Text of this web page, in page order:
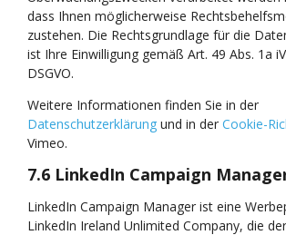
dass Ihnen möglicherweise
zustehen. Die Rechtsgrundlage für die
ist Ihre Einwilligung gemäß Art. 49 Abs. 1a
DSGVO.
Weitere Informationen finden Sie in der
Datenschutzerklärung und in der Cookie-
Vimeo.
7.6 LinkedIn Campaign
LinkedIn Campaign Manager ist eine
LinkedIn Ireland Unlimited Company, die